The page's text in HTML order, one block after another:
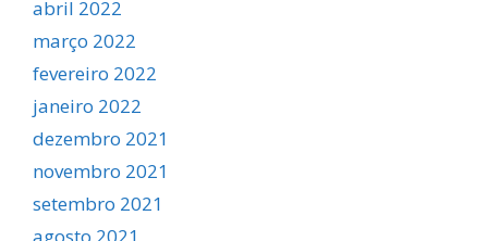
abril 2022
março 2022
fevereiro 2022
janeiro 2022
dezembro 2021
novembro 2021
setembro 2021